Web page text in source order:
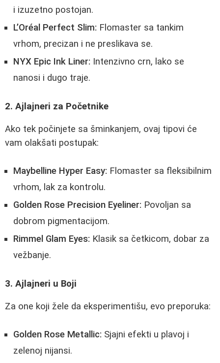
i izuzetno postojan.
L’Oréal Perfect Slim: Flomaster sa tankim
vrhom, precizan i ne preslikava se.
NYX Epic Ink Liner: Intenzivno crn, lako se
nanosi i dugo traje.
2. Ajlajneri za Početnike
Ako tek počinjete sa šminkanjem, ovaj tipovi će
vam olakšati postupak:
Maybelline Hyper Easy: Flomaster sa fleksibilnim
vrhom, lak za kontrolu.
Golden Rose Precision Eyeliner: Povoljan sa
dobrom pigmentacijom.
Rimmel Glam Eyes: Klasik sa četkicom, dobar za
vežbanje.
3. Ajlajneri u Boji
Za one koji žele da eksperimentišu, evo preporuka:
Golden Rose Metallic: Sjajni efekti u plavoj i
zelenoj nijansi.